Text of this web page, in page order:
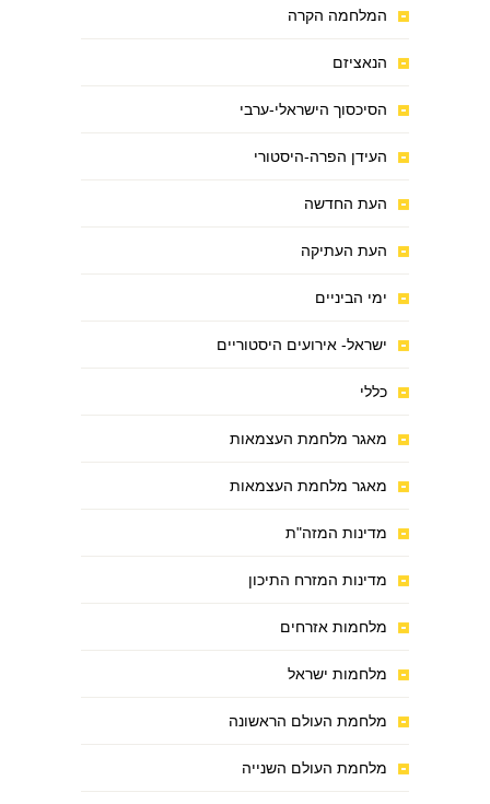
המלחמה הקרה
הנאציזם
הסיכסוך הישראלי-ערבי
העידן הפרה-היסטורי
העת החדשה
העת העתיקה
ימי הביניים
ישראל- אירועים היסטוריים
כללי
מאגר מלחמת העצמאות
מאגר מלחמת העצמאות
מדינות המזה"ת
מדינות המזרח התיכון
מלחמות אזרחים
מלחמות ישראל
מלחמת העולם הראשונה
מלחמת העולם השנייה